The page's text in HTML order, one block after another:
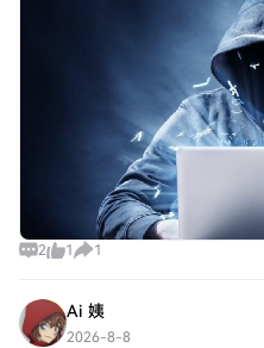
2 1 1
Ai 姨
2026-8-8